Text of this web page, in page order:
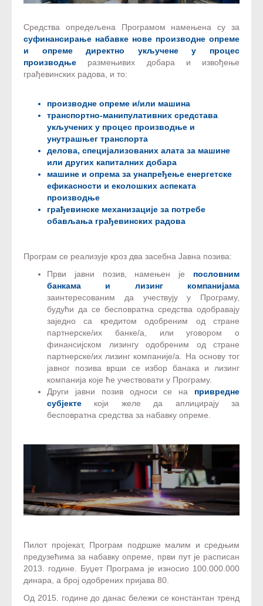
Средства опредељена Програмом намењена су за
суфинансирање набавке нове производне опреме
и опреме директно укључене у процес
производње размењивих добара и извођење
грађевинских радова, и то:
производне опреме и/или машина
транспортно-манипулативних средстава
укључених у процес производње и
унутрашњег транспорта
делова, специјализованих алата за машине
или других капиталних добара
машине и опрема за унапређење енергетске
ефикасности и еколошких аспеката
производње
грађевинске механизације за потребе
обављања грађевинских радова
Програм се реализује кроз два засебна Јавна позива:
Први јавни позив, намењен је пословним
банкама и лизинг компанијама
заинтересованим да учествују у Програму,
будући да се бесповратна средства одобравају
заједно са кредитом одобреним од стране
партнерске/их банке/а, или уговором о
финансијском лизингу одобреним од стране
партнерске/их лизинг компаније/а. На основу тог
јавног позива врши се избор банака и лизинг
компанија које ће учествовати у Програму.
Други јавни позив односи се на привредне
субјекте који желе да аплицирају за
бесповратна средства за набавку опреме.
Пилот пројекат, Програм подршке малим и средњим
предузећима за набавку опреме, први пут је расписан
2013. године. Буџет Програма је износио 100.000.000
динара, а број одобрених пријава 80.
Од 2015. године до данас бележи се константан тренд